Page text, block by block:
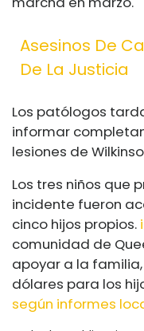
Asesinos De
De La Justicia
Los patólogos
informar
lesiones de
Los tres niños que
incidente fueron
cinco hijos propios.
comunidad de
apoyar a la
dólares para los
según informes